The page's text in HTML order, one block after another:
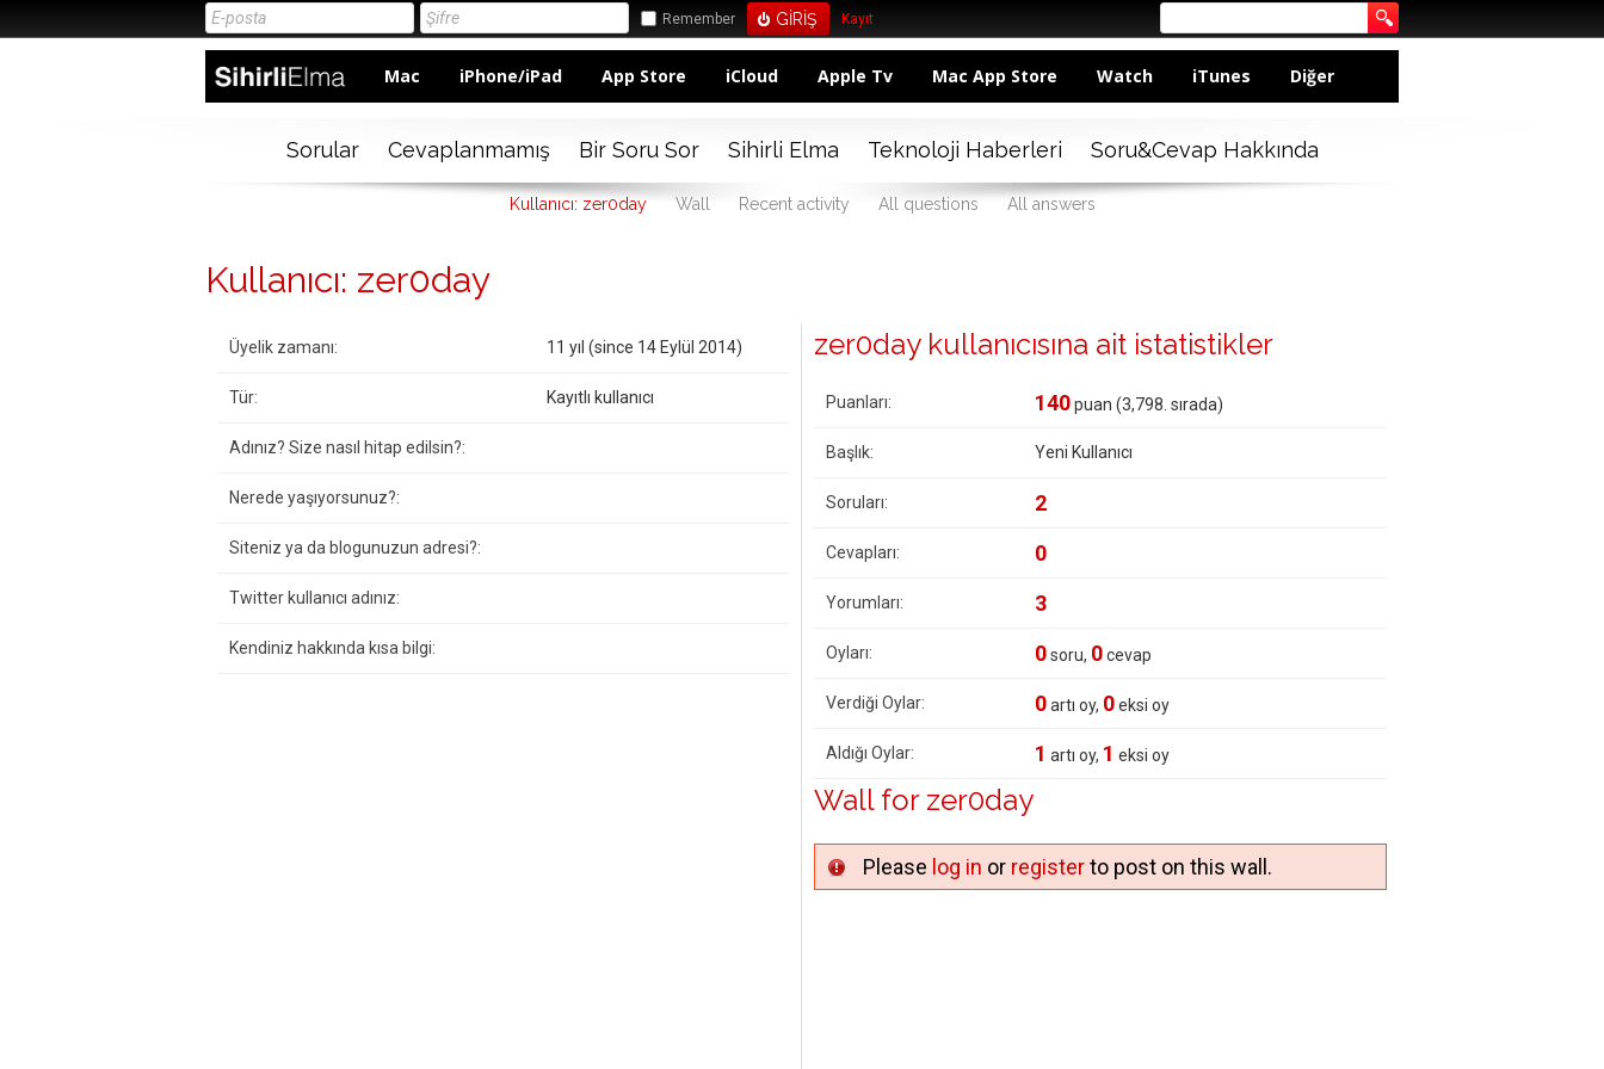
Remember Kayıt
Mac iPhone/iPad App Store iCloud Apple Tv Mac App Store Watch iTunes Diğer
Sorular Cevaplanmamış Bir Soru Sor Sihirli Elma Teknoloji Haberleri Soru&Cevap Hakkında
Kullanıcı: zer0day Wall Recent activity All questions All answers
Kullanıcı: zer0day
Üyelik zamanı: 11 yıl (since 14 Eylül 2014)
Tür: Kayıtlı kullanıcı
Adınız? Size nasıl hitap edilsin?:
Nerede yaşıyorsunuz?:
Siteniz ya da blogunuzun adresi?:
Twitter kullanıcı adınız:
Kendiniz hakkında kısa bilgi:
zer0day kullanıcısına ait istatistikler
Puanları: 140puan (3,798 . sırada)
Başlık: Yeni Kullanıcı
Soruları: 2
Cevapları: 0
Yorumları: 3
Oyları: 0soru, 0cevap
Verdiği Oylar: 0artı oy, 0eksi oy
Aldığı Oylar: 1 artı oy, 1 eksi oy
Wall for zer0day
Please log in or registerto post on this wall.